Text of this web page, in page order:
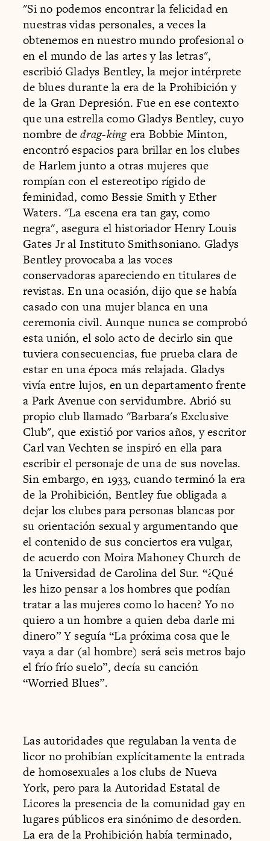
"Si no podemos encontrar la felicidad en
nuestras vidas personales, a veces la
obtenemos en nuestro mundo profesional o
en el mundo de las artes y las letras",
escribió Gladys Bentley, la mejor intérprete
de blues durante la era de la Prohibición y
de la Gran Depresión. Fue en ese contexto
que una estrella como Gladys Bentley, cuyo
nombre dedrag-kingera Bobbie Minton,
encontró espacios para brillar en los clubes
de Harlem junto a otras mujeres que
rompían con el estereotipo rígido de
feminidad, como Bessie Smith y Ether
Waters. "La escena era tan gay, como
negra", asegura el historiador Henry Louis
Gates Jr al Instituto Smithsoniano. Gladys
Bentley provocaba a las voces
conservadoras apareciendo en titulares de
revistas. En una ocasión, dijo que se había
casado con una mujer blanca en una
ceremonia civil. Aunque nunca se comprobó
esta unión, el solo acto de decirlo sin que
tuviera consecuencias, fue prueba clara de
estar en una época más relajada. Gladys
vivía entre lujos, en un departamento frente
a Park Avenue con servidumbre. Abrió su
propio club llamado "Barbara's Exclusive
Club", que existió por varios años, y escritor
Carl van Vechten se inspiró en ella para
escribir el personaje de una de sus novelas.
Sin embargo, en 1933, cuando terminó la era
de la Prohibición, Bentley fue obligada a
dejar los clubes para personas blancas por
su orientación sexual y argumentando que
el contenido de sus conciertos era vulgar,
de acuerdo con Moira Mahoney Church de
la Universidad de Carolina del Sur. “¿Qué
les hizo pensar a los hombres que podían
tratar a las mujeres como lo hacen? Yo no
quiero a un hombre a quien deba darle mi
dinero” Y seguía “La próxima cosa que le
vaya a dar (al hombre) será seis metros bajo
el frío frío suelo”, decía su canción
“Worried Blues”.
Las autoridades que regulaban la venta de
licor no prohibían explícitamente la entrada
de homosexuales a los clubs de Nueva
York, pero para la Autoridad Estatal de
Licores la presencia de la comunidad gay en
lugares públicos era sinónimo de desorden.
La era de la Prohibición había terminado,